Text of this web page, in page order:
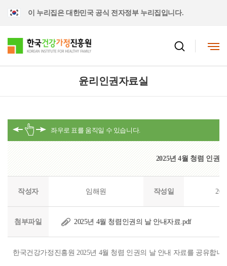
이 누리집은 대한민국 공식 전자정부 누리집입니다.
윤리인권자료실
2025년 4월 청렴 인권
작성자 임해원 작성일
첨부파일 2025년 4월 청렴인권의 날 안내자료.pdf
한국건강가정진흥원 2025년 4월 청렴 인권의 날 안내 자료를 공유합니